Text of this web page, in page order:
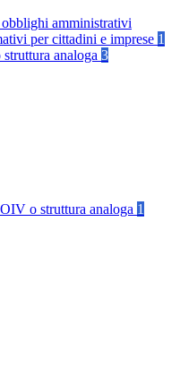
obblighi amministrativi
per cittadini e imprese 1
analoga 3
o struttura analoga 1